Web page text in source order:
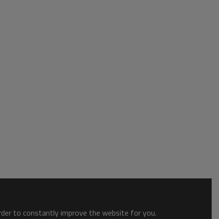
to constantly improve the website for you.